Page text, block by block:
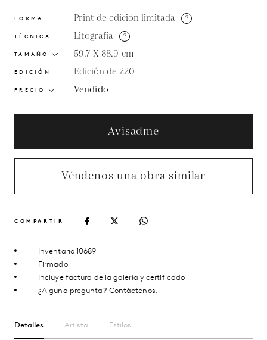
FORMA Print de edición limitada ?
TÉCNICA Litografía ?
TAMAÑO 59.7 X 88.9 cm
EDICIÓN Edición de 220
PRECIO Vendido
Avisadme
Véndenos una obra similar
COMPARTIR
Inventario 10689
Firmado
Incluye factura de la galería y certificado
¿Alguna pregunta? Contáctenos.
Detalles Artista Estilos